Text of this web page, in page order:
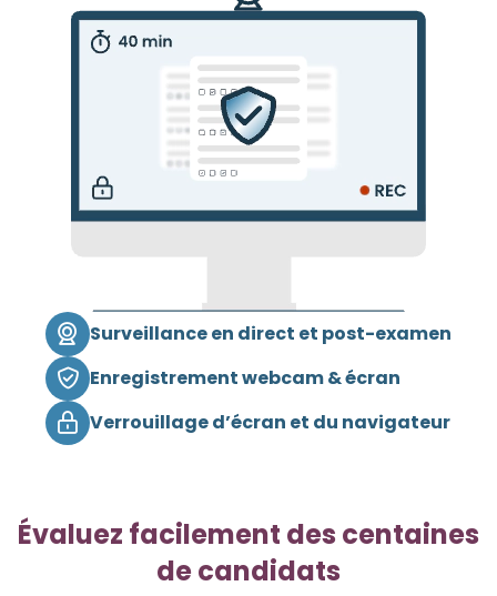
Surveillance en direct et post-examen
Enregistrement webcam & écran
Verrouillage d’écran et du navigateur
Évaluez facilement des centaines
de candidats